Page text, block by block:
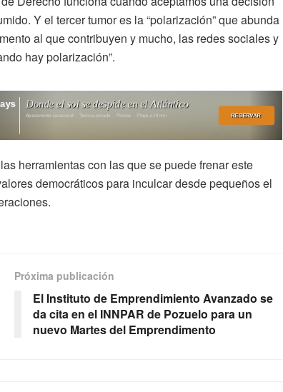
Y el tercer tumor es la “polarización” que abunda
al que contribuyen y mucho, las redes sociales y
hay polarización”.
herramientas con las que se puede frenar este
democráticos para inculcar desde pequeños el
Próxima publicación
El Instituto de Emprendimiento Avanzado se
da cita en el INNPAR de Pozuelo para un
nuevo Martes del Emprendimento